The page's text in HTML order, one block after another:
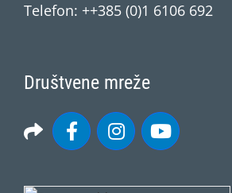
Telefon: ++385 (0)1 6106 692
Društvene mreže